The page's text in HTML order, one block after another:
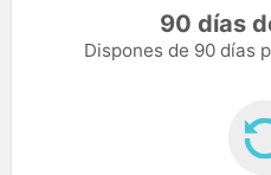
90 días
Dispones de 90 días